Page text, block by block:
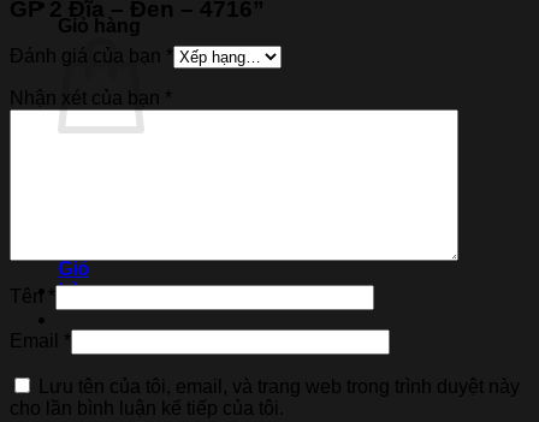
Giỏ hàng
GP 2 Đĩa – Đen – 4716”
Đánh giá của bạn *
Nhận xét của bạn *
Tên *
Email *
Lưu tên của tôi, email, và trang web trong trình duyệt này
cho lần bình luận kế tiếp của tôi.